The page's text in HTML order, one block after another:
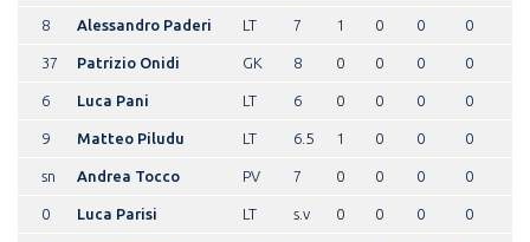
8 Alessandro Paderi LT 7 1 0 0 0
37 Patrizio Onidi GK 8 0 0 0 0
6 Luca Pani LT 6 0 0 0 0
9 Matteo Piludu LT 6.5 1 0 0 0
sn Andrea Tocco PV 7 0 0 0 0
0 Luca Parisi LT s.v 0 0 0 0